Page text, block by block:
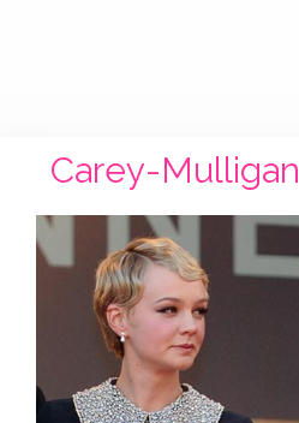
Carey-Mulligan